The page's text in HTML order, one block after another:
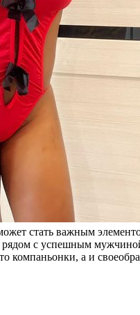
стать важным
с успешным
компаньонки, а и